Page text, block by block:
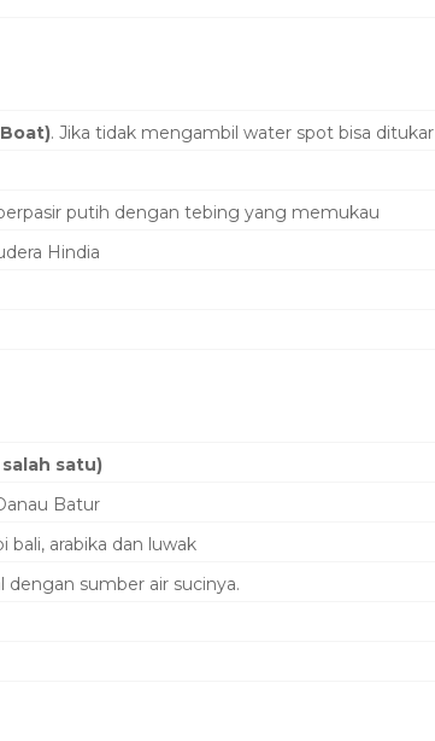
. Jika tidak mengambil water spot bisa ditukar
putih dengan tebing yang memukau
Hindia
satu)
Batur
arabika dan luwak
sumber air sucinya.